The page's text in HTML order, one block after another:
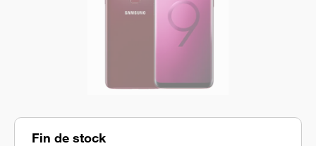
Fin de stock